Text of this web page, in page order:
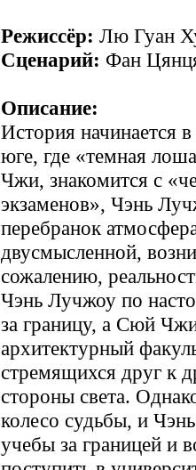
Режиссёр: Лю Гуан
Сценарий: Фан
Описание:
История начинается
юге, где «темная
Чжи, знакомится с
экзаменов», Чэнь
перебранок
двусмысленной,
сожалению,
Чэнь Лучжоу по
за границу, а Сюй
архитектурный
стремящихся друг к
стороны света.
колесо судьбы, и
учебы за границей и